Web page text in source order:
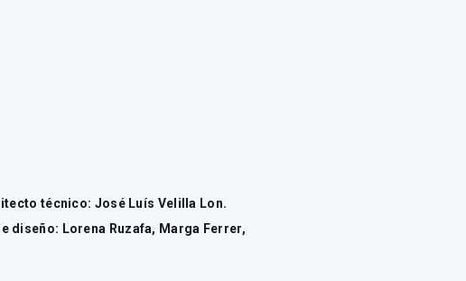
técnico: José Luís Velilla Lon.
diseño: Lorena Ruzafa, Marga Ferrer,